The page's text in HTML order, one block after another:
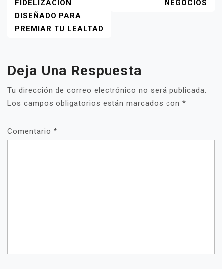
FIDELIZACIÓN
DISEÑADO PARA
PREMIAR TU LEALTAD
NEGOCIOS
Deja Una Respuesta
Tu dirección de correo electrónico no será publicada.
Los campos obligatorios están marcados con *
Comentario *